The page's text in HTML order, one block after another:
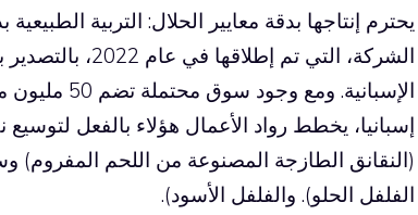
يحترم إنتاجها بدقة معايير الحلال: التربية
الشركة، التي تم
إسبانيا، يخطط رواد الأعمال هؤلاء بالفعل
(النقانق الطازجة المصنوعة من اللحم المفروم)
الفلفل الحلو). والفلفل الأسود).